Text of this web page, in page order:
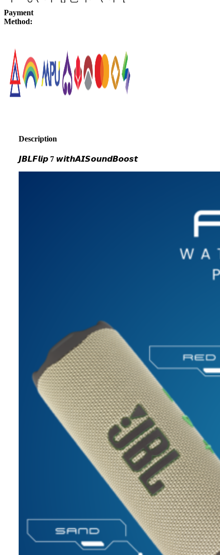
Payment
Method:
Description
𝙅𝘽𝙇𝙁𝙡𝙞𝙥 7 𝙬𝙞𝙩𝙝𝘼𝙄𝙎𝙤𝙪𝙣𝙙𝘽𝙤𝙤𝙨𝙩